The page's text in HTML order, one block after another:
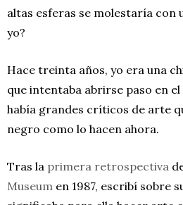
altas esferas se molestaría con
yo?
Hace treinta años, yo era una
que intentaba abrirse paso en
había grandes críticos de arte
negro como lo hacen ahora.
Tras la primera retrospectiva
Museum en 1987, escribí sobre